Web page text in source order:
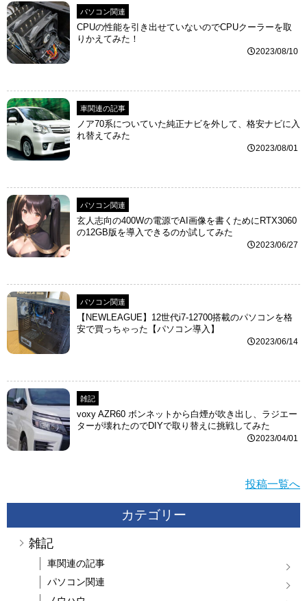
パソコン関連
CPUの性能を引き出せていないのでCPUクーラーを取
りかえてみた！
2023/08/10
車関連の記事
ノア70系についていた純正ナビを外して、格安ナビに入
れ替えてみた
2023/08/01
パソコン関連
玄人志向の400Wの電源でAI画像を書くためにRTX3060
の12GB版を導入できるのか試してみた
2023/06/27
パソコン関連
【NEWLEAGUE】12世代i7-12700搭載のパソコンを格
安で買っちゃった【パソコン導入】
2023/06/14
雑記
voxy AZR60 ボンネットから白煙が吹き出し、ラジエー
ターが壊れたのでDIYで取り替えに挑戦してみた
2023/04/01
投稿一覧へ
カテゴリー
雑記
車関連の記事
パソコン関連